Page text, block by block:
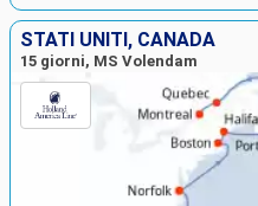
STATI UNITI, CANADA
15 giorni, MS Volendam